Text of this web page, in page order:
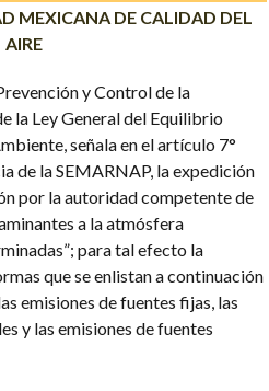
MEXICANA DE CALIDAD DEL
AIRE
y Control de la
la Ley General del Equilibrio
señala en el artículo 7°
de la SEMARNAP, la expedición
por la autoridad competente de
a la atmósfera
para tal efecto la
que se enlistan a continuación
emisiones de fuentes fijas, las
y las emisiones de fuentes